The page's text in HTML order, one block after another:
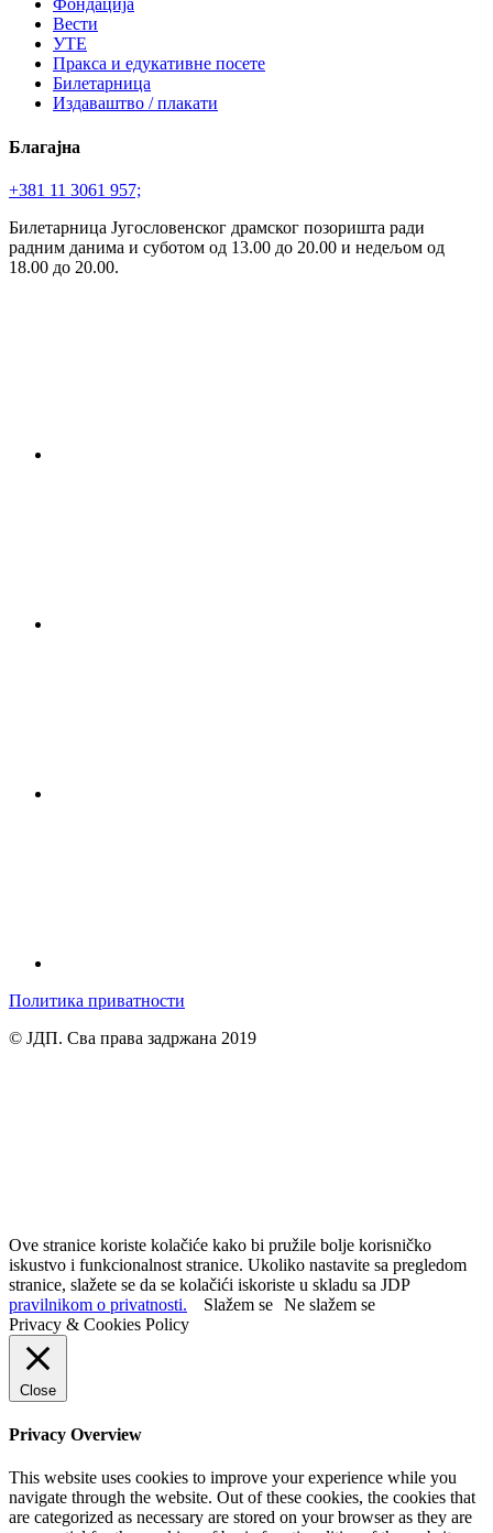
Фондација
Вести
УТЕ
Пракса и едукативне посете
Билетарница
Издаваштво / плакати
Благајна
+381 11 3061 957;
Билетарница Југословенског драмског позоришта ради
радним данима и суботом од 13.00 до 20.00 и недељом од
18.00 до 20.00.
Политика приватности
© ЈДП. Сва права задржана 2019
Ove stranice koriste kolačiće kako bi pružile bolje korisničko
iskustvo i funkcionalnost stranice. Ukoliko nastavite sa pregledom
stranice, slažete se da se kolačići iskoriste u skladu sa JDP
pravilnikom o privatnosti.
Slažem se Ne slažem se
Privacy & Cookies Policy
Close
Privacy Overview
This website uses cookies to improve your experience while you
navigate through the website. Out of these cookies, the cookies that
are categorized as necessary are stored on your browser as they are